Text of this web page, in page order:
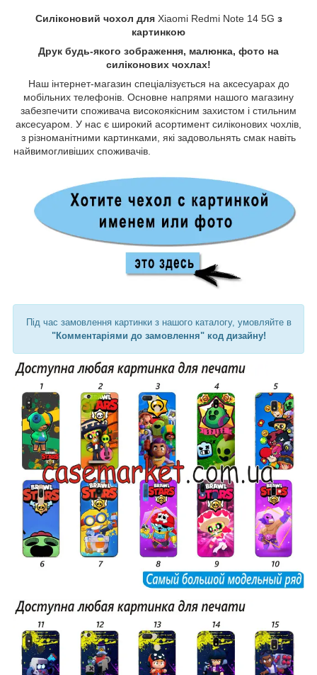
Силіконовий чохол для Xiaomi Redmi Note 14 5G з
картинкою
Друк будь-якого зображення, малюнка, фото на
силіконових чохлах!
Наш інтернет-магазин спеціалізується на аксесуарах до
мобільних телефонів. Основне напрями нашого магазину
забезпечити споживача високоякісним захистом і стильним
аксесуаром. У нас є широкий асортимент силіконових чохлів,
з різноманітними картинками, які задовольнять смак навіть
найвимогливіших споживачів.
Під час замовлення картинки з нашого каталогу, умовляйте в
"Комментаріями до замовлення" код дизайну!